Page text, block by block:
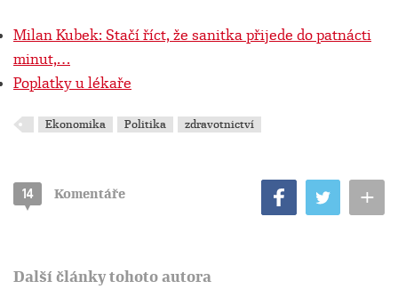
Milan Kubek: Stačí říct, že sanitka přijede do patnácti
minut,…
Poplatky u lékaře
Ekonomika Politika zdravotnictví
14 Komentáře +
Další články tohoto autora